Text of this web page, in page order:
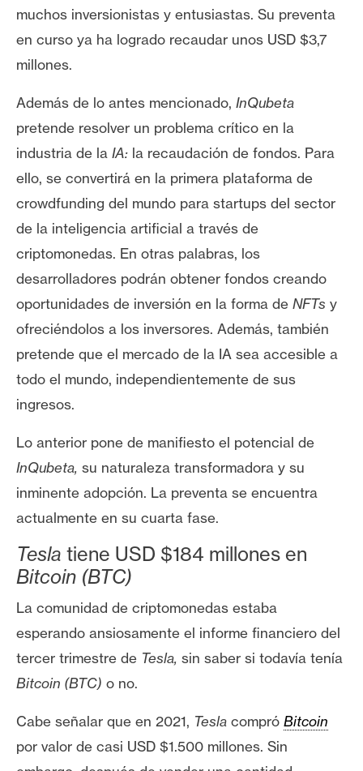
T
e
a
s
R
e
c
r
s
o
s
C
o
t
a
t
o
P
u
b
i
c
i
a
d
muchos inversionistas y entusiastas. Su preventa
en curso ya ha logrado recaudar unos USD $3,7
millones.
Además de lo antes mencionado, InQubeta
pretende resolver un problema crítico en la
industria de la IA: la recaudación de fondos. Para
ello, se convertirá en la primera plataforma de
crowdfunding del mundo para startups del sector
de la inteligencia artificial a través de
criptomonedas. En otras palabras, los
desarrolladores podrán obtener fondos creando
oportunidades de inversión en la forma de NFTs y
ofreciéndolos a los inversores. Además, también
pretende que el mercado de la IA sea accesible a
todo el mundo, independientemente de sus
ingresos.
Lo anterior pone de manifiesto el potencial de
InQubeta, su naturaleza transformadora y su
inminente adopción. La preventa se encuentra
actualmente en su cuarta fase.
Tesla tiene USD $184 millones en
Bitcoin (BTC)
La comunidad de criptomonedas estaba
esperando ansiosamente el informe financiero del
tercer trimestre de Tesla, sin saber si todavía tenía
Bitcoin (BTC) o no.
Cabe señalar que en 2021, Tesla compró Bitcoin
por valor de casi USD $1.500 millones. Sin